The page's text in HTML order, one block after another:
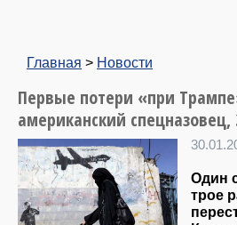
Главная > Новости
Первые потери «при
американский спецназовец,
Один
трое